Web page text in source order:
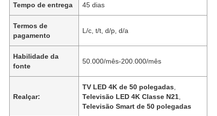
Tempo de entrega 45 dias
Termos de
pagamento
L/c, t/t, d/p, d/a
Habilidade da
fonte
50.000/mês-200.000/mês
Realçar:
TV LED 4K de 50 polegadas
Televisão LED 4K Classe N21
Televisão Smart de 50 polegadas